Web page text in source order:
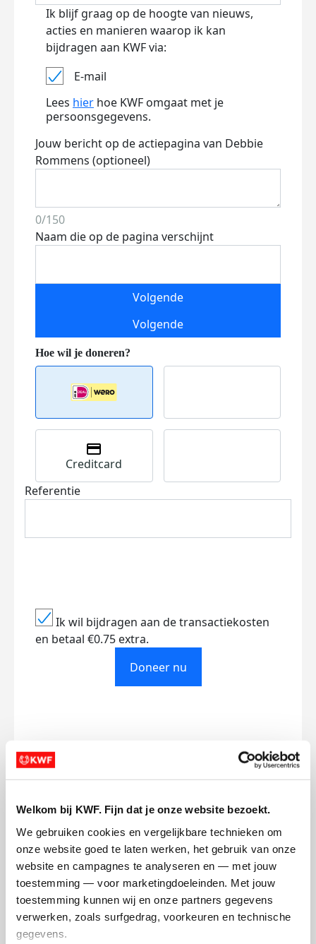
Welkom bij KWF. Fijn dat je onze website bezoekt.
We gebruiken cookies en vergelijkbare technieken om
onze website goed te laten werken, het gebruik van onze
website en campagnes te analyseren en — met jouw
toestemming — voor marketingdoeleinden. Met jouw
toestemming kunnen wij en onze partners gegevens
verwerken, zoals surfgedrag, voorkeuren en technische
gegevens.
Ik blijf graag op de hoogte van nieuws,
acties en manieren waarop ik kan
bijdragen aan KWF via:
E-mail
Lees hier hoe KWF omgaat met je
persoonsgegevens.
Jouw bericht op de actiepagina van Debbie
Rommens (optioneel)
0/150
Naam die op de pagina verschijnt
Volgende
Volgende
Creditcard
Referentie
Ik wil bijdragen aan de transactiekosten
en betaal €0.75 extra.
Doneer nu
Opgehaald
€0
Streefbedrag
€500
Doneer
Debbie's badges